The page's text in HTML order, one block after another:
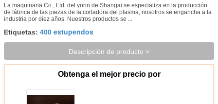
La maquinaria Co., Ltd. del yorin de Shangai se especializa en la producción
de fábrica de las piezas de la cortadora del plasma, nosotros se engancha a la
industria por diez años. Nuestros productos se ...
Etiquetas: 400 estupendos
Descripción de producto >
Obtenga el mejor precio por